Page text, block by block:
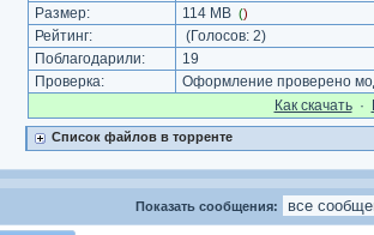
Размер:
114 MB ()
Рейтинг: (Голосов: 2)
Поблагодарили:
19
Проверка:
Оформление проверено
Как cкачать·
Список файлов в торренте
Показать сообщения: